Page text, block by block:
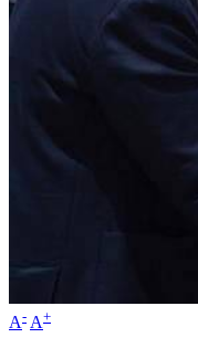
A- A+